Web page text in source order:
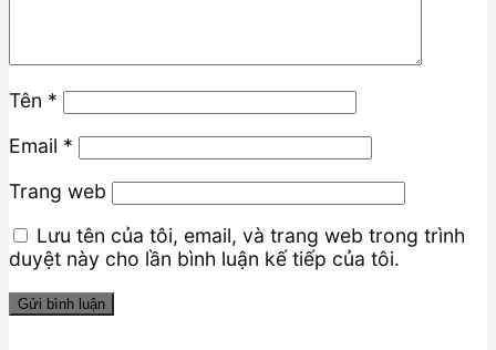
Tên *
Email *
Trang web
Lưu tên của tôi, email, và trang web trong trình
duyệt này cho lần bình luận kế tiếp của tôi.